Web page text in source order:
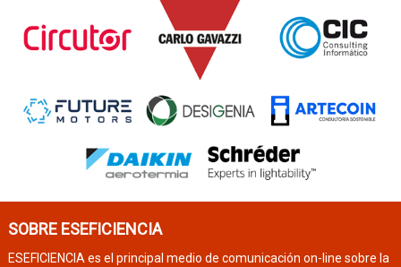
SOBRE ESEFICIENCIA
ESEFICIENCIA es el principal medio de comunicación on-line sobre la